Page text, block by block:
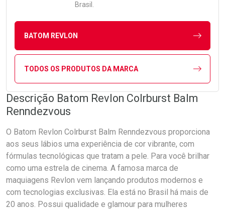
Brasil.
BATOM REVLON
TODOS OS PRODUTOS DA MARCA
Descrição Batom Revlon Colrburst Balm
Renndezvous
O Batom Revlon Colrburst Balm Renndezvous proporciona
aos seus lábios uma experiência de cor vibrante, com
fórmulas tecnológicas que tratam a pele. Para você brilhar
como uma estrela de cinema. A famosa marca de
maquiagens Revlon vem lançando produtos modernos e
com tecnologias exclusivas. Ela está no Brasil há mais de
20 anos. Possui qualidade e glamour para mulheres